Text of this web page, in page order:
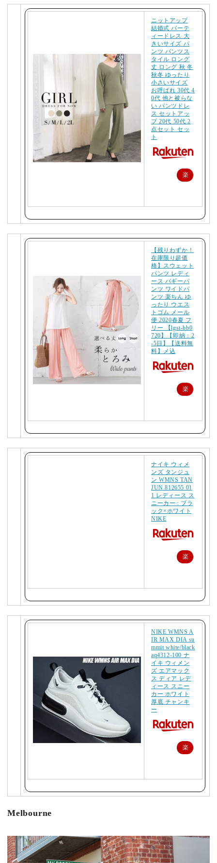
ニットアップ
結婚式 パーテ
ィードレス 大
きいサイズ パ
ンツ パンツス
タイル ロング
丈 ロング 秋 冬
秋冬 ゆったり
小さいサイズ
お呼ばれ 30代 4
0代 他と被らな
い パンツドレ
ス セットアッ
プ 20代 50代 2
点セット セッ
ト
楽
【残りわずか！
在庫限り超価
格】スウェット
パンツ レディ
ース バギーパ
ンツ ワイドパ
ンツ 楽ちん ゆ
ったり ウエス
トゴム メール
便 2020春夏 フ
リー 【lgst-bb0
720】【即納：2
-5日】【送料無
料】メ込
楽
ナイキ ウィメ
ンズ タンジュ
ン WMNS TAN
JUN 812655 01
1 レディース ス
ニーカー : ブラ
ック×ホワイト
NIKE
楽
NIKE WMNS A
IR MAX DIA su
mmit white/black
aq4312-100 ナ
イキ ウィメン
ズ エアマック
ス ディア レデ
ィース スニー
カー ホワイト
厚底 チャンキ
ー
楽
Melbourne